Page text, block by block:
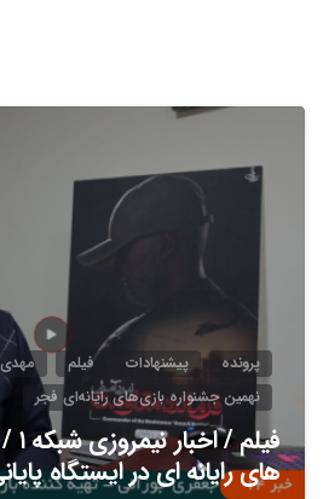
پرونده پیشنهادات فیلم
نهمین جشنواره بازی‌های رایانه‌ای فجر
های رایانه ای در ایستگاه